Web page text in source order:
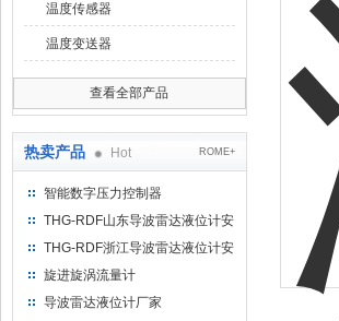
温度传感器
温度变送器
查看全部产品
热卖产品 Hot ROME+
智能数字压力控制器
THG-RDF山东导波雷达液位计安
装方法
THG-RDF浙江导波雷达液位计安
装方法
旋进旋涡流量计
导波雷达液位计厂家